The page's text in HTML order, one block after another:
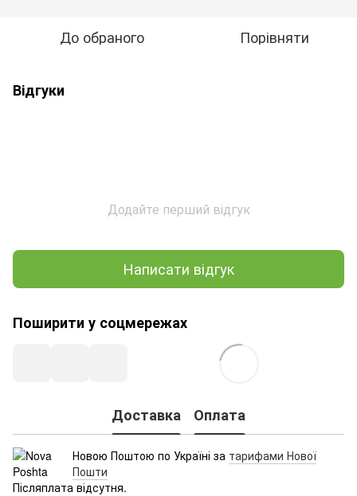
До обраного Порівняти
Відгуки
Додайте перший відгук
Написати відгук
Поширити у соцмережах
Доставка Оплата
Новою Поштою по Україні за тарифами Нової
Пошти
Післяплата відсутня.